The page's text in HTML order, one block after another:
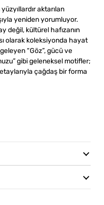
aktarılan
yeniden yorumluyor.
değil, kültürel hafızanın
olarak koleksiyonda hayat
“Göz”, gücü ve
gibi geleneksel motifler;
çağdaş bir forma